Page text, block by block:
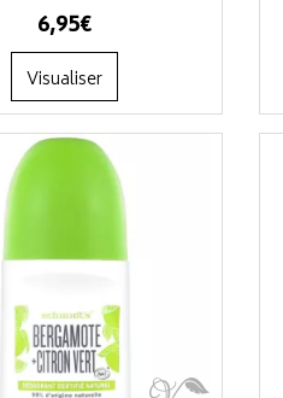
6,95€
Visualiser